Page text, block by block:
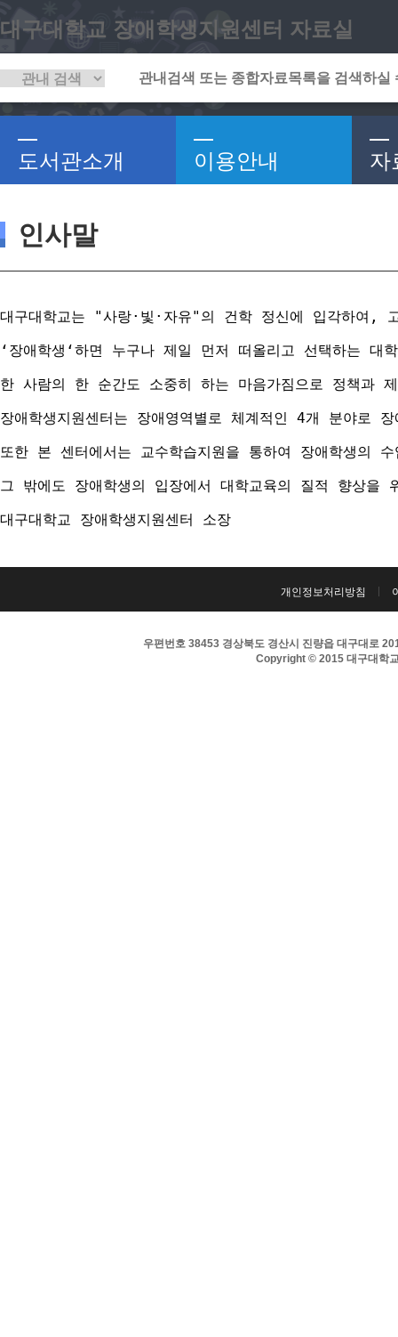
대구대학교 장애학생지원센터 자료실
도서관소개 이용안내 자
인사말
대구대학교는 "사랑·빛·자유"의 건학 정신에 입각하여,
‘장애학생‘하면 누구나 제일 먼저 떠올리고 선택하는 대
한 사람의 한 순간도 소중히 하는 마음가짐으로 정책과
장애학생지원센터는 장애영역별로 체계적인 4개 분야
또한 본 센터에서는 교수학습지원을 통하여 장애학생의
그 밖에도 장애학생의 입장에서 대학교육의 질적 향상
대구대학교 장애학생지원센터 소장
개인정보처리방침
우편번호 38453 경상북도 경산시 진량읍 대구대로
Copyright © 2015 대구대학